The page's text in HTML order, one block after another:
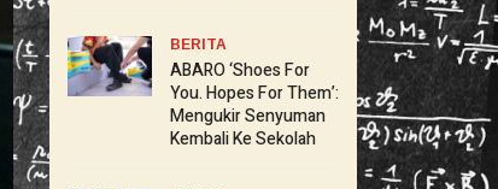
BERITA
ABARO ‘Shoes For
You. Hopes For Them’:
Mengukir Senyuman
Kembali Ke Sekolah